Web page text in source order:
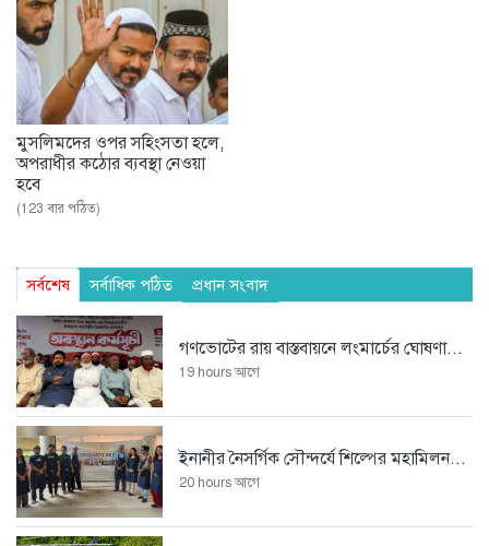
মুসলিমদের ওপর সহিংসতা হলে,
অপরাধীর কঠোর ব্যবস্থা নেওয়া
হবে
(123 বার পঠিত)
সর্বশেষ সর্বাধিক পঠিত প্রধান সংবাদ
গণভোটের রায় বাস্তবায়নে লংমার্চের ঘোষণা...
19 hours আগে
ইনানীর নৈসর্গিক সৌন্দর্যে শিল্পের মহামিলন...
20 hours আগে